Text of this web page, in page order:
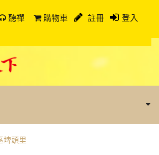
聽禪 購物車 註冊 登入
埤頭里